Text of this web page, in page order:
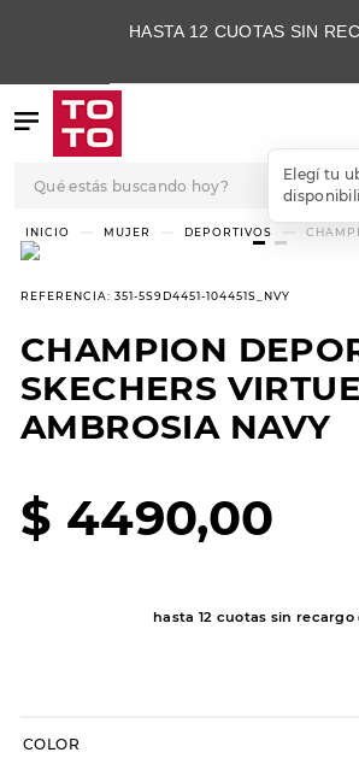
HASTA 12 CUOTAS SIN
Elegí tu
MUJER DEPORTIVOS
REFERENCIA: 351-5S9D4451-104451S_NVY
CHAMPION
SKECHERS VIRTUE
AMBROSIA NAVY
$ 4490,00
hasta 12 cuotas sin
COLOR
BUSCADOS
1.
3 .
4.
9.
slip-